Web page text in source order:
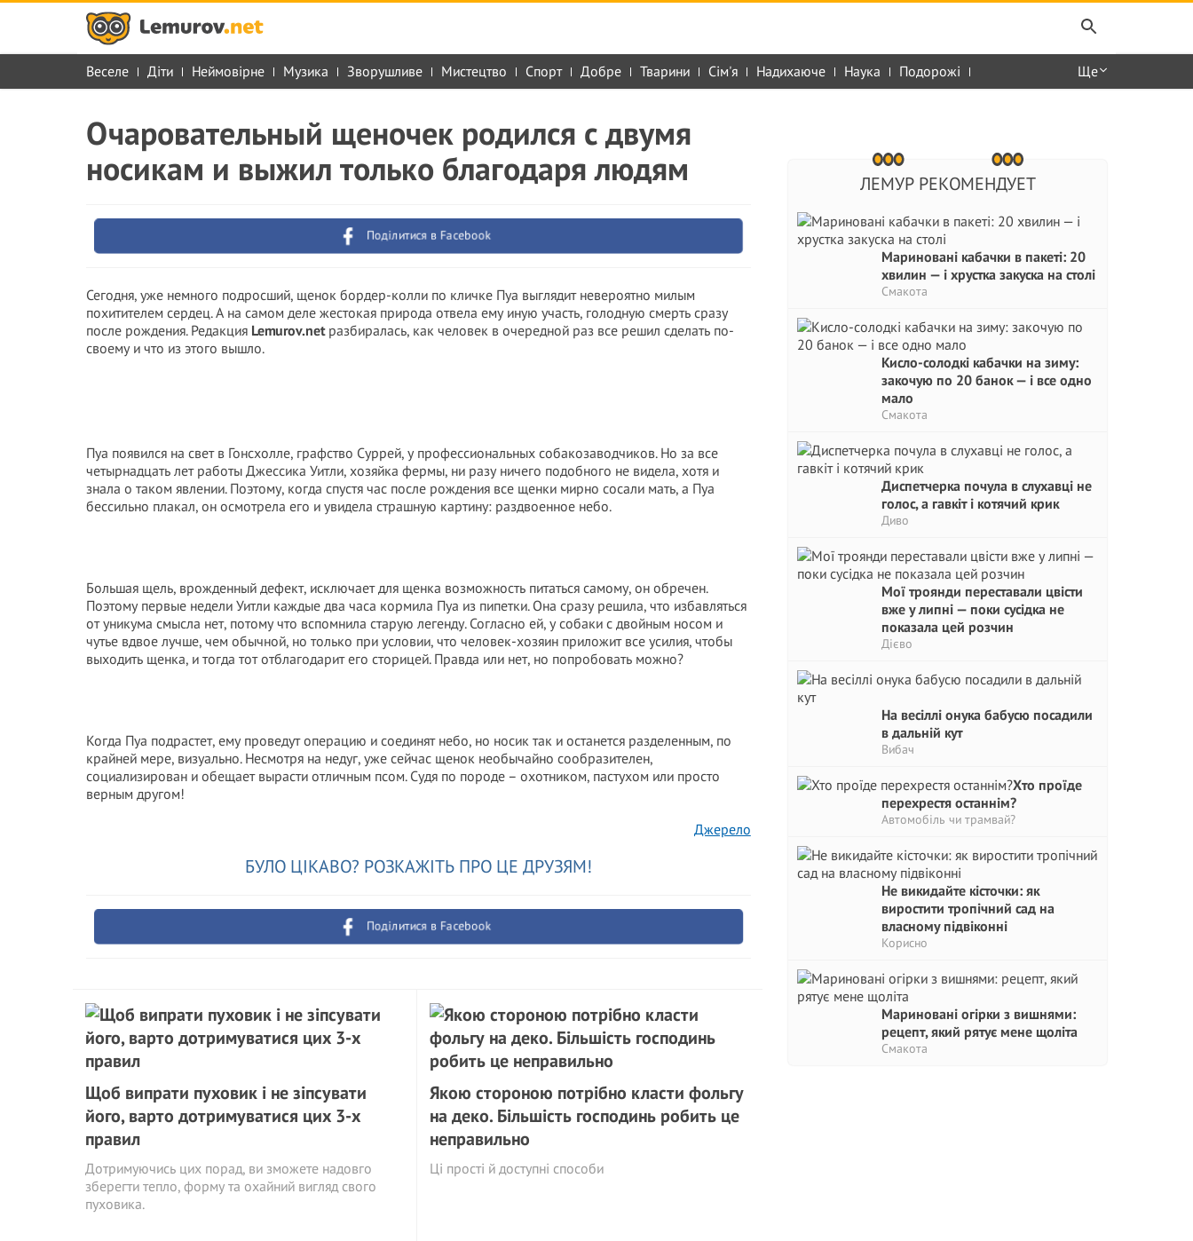
Веселе Діти Неймовірне Музика Зворушливе Мистецтво Спорт Добре Тварини Сім'я Надихаюче Наука Подорожі Ще
ЛЕМУР РЕКОМЕНДУЕТ
Мариновані кабачки в пакеті: 20
хвилин — і хрустка закуска на столі
Смакота
Кисло-солодкі кабачки на зиму:
закочую по 20 банок — і все одно
мало
Смакота
Диспетчерка почула в слухавці не
голос, а гавкіт і котячий крик
Диво
Мої троянди переставали цвісти
вже у липні — поки сусідка не
показала цей розчин
Дієво
На весіллі онука бабусю посадили
в дальній кут
Вибач
Хто проїде
перехрестя останнім?
Автомобіль чи трамвай?
Не викидайте кісточки: як
виростити тропічний сад на
власному підвіконні
Корисно
Мариновані огірки з вишнями:
рецепт, який рятує мене щоліта
Смакота
Очаровательный щеночек родился с двумя
носикам и выжил только благодаря людям
Поділитися в Facebook
Сегодня, уже немного подросший, щенок бордер-колли по кличке Пуа выглядит невероятно милым
похитителем сердец. А на самом деле жестокая природа отвела ему иную участь, голодную смеpть сразу
после рождения. Редакция Lemurov.net разбиралась, как человек в очередной раз все решил сделать по-
своему и что из этого вышло.
Пуа появился на свет в Гонсхолле, графство Суррей, у профессиональных собакозаводчиков. Но за все
четырнадцать лет работы Джессика Уитли, хозяйка фермы, ни разу ничего подобного не видела, хотя и
знала о таком явлении. Поэтому, когда спустя час после рождения все щенки мирно сосали мать, а Пуа
бессильно плакал, он осмотрела его и увидела страшную картину: раздвоенное небо.
Большая щель, врожденный дефект, исключает для щенка возможность питаться самому, он обречен.
Поэтому первые недели Уитли каждые два часа кормила Пуа из пипетки. Она сразу решила, что избавляться
от уникума смысла нет, потому что вспомнила старую легенду. Согласно ей, у собаки с двойным носом и
чутье вдвое лучше, чем обычной, но только при условии, что человек-хозяин приложит все усилия, чтобы
выходить щенка, и тогда тот отблагодарит его сторицей. Правда или нет, но попробовать можно?
Когда Пуа подрастет, ему проведут операцию и соединят небо, но носик так и останется разделенным, по
крайней мере, визуально. Несмотря на недуг, уже сейчас щенок необычайно сообразителен,
социализирован и обещает вырасти отличным псом. Судя по породе – охотником, пастухом или просто
верным другом!
Джерело
БУЛО ЦІКАВО? РОЗКАЖІТЬ ПРО ЦЕ ДРУЗЯМ!
Поділитися в Facebook
Щоб випрати пуховик і не зіпсувати
його, варто дотримуватися цих 3-х
правил
Дотримуючись цих порад, ви зможете надовго
зберегти тепло, форму та охайний вигляд свого
пуховика.
Якою стороною потрібно класти фольгу
на деко. Більшість господинь робить це
неправильно
Ці прості й доступні способи